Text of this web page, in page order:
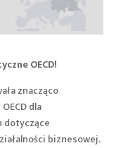
OECD!
znacząco
dla
dotyczące
biznesowej.